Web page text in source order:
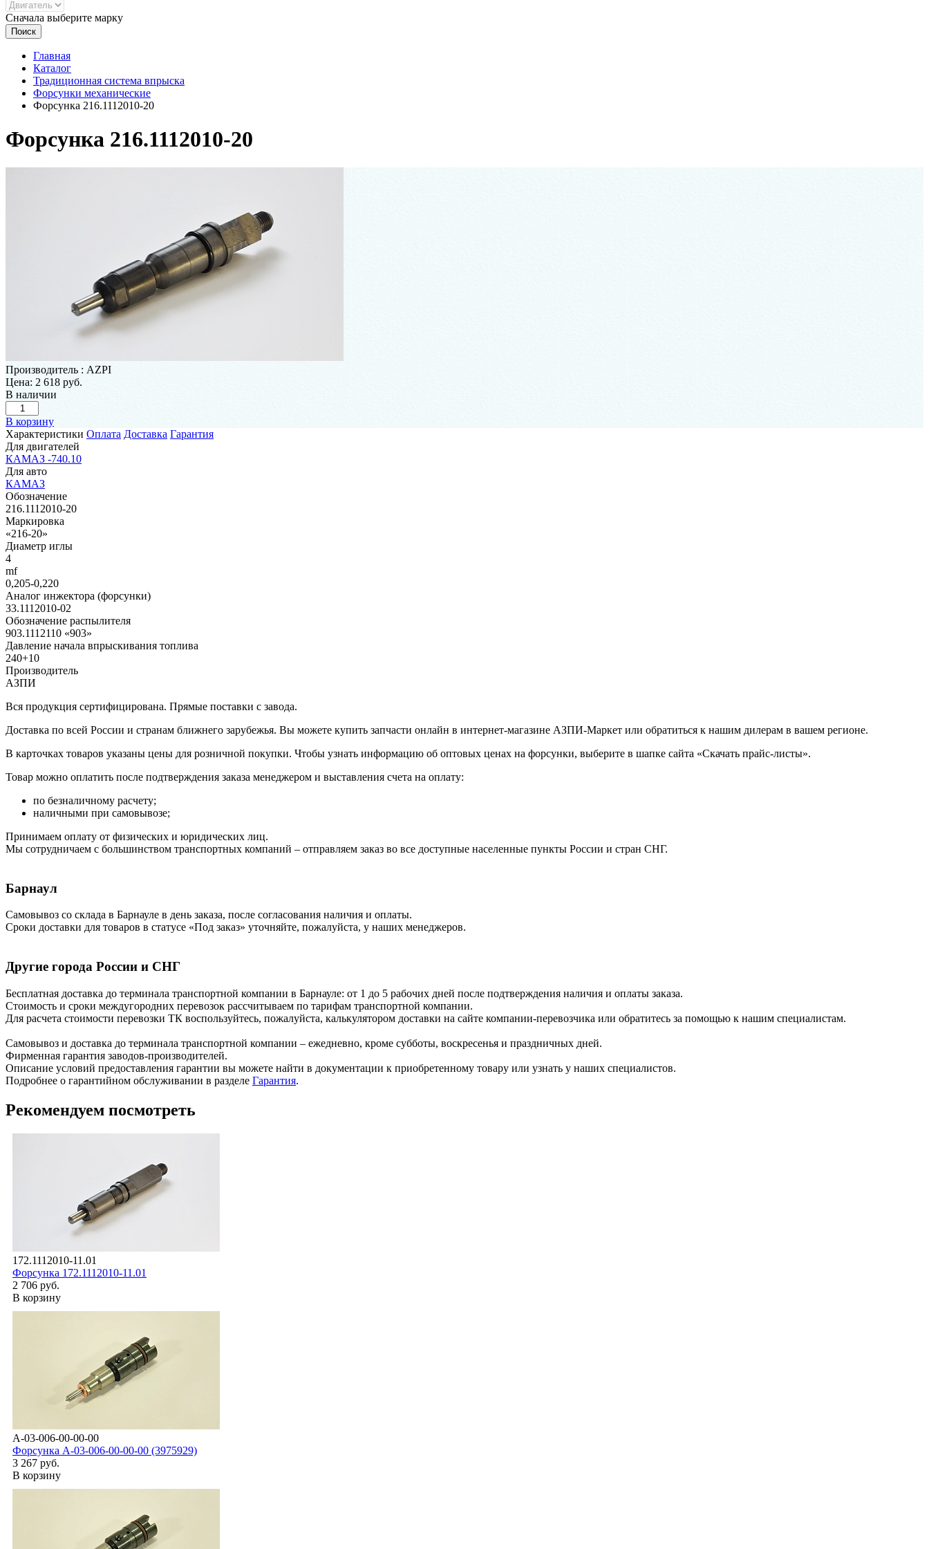
Сначала выберите марку
Поиск
Главная
Каталог
Традиционная система впрыска
Форсунки механические
Форсунка 216.1112010-20
Форсунка 216.1112010-20
Производитель : AZPI
Цена: 2 618 руб.
В наличии
В корзину
Характеристики Оплата Доставка Гарантия
Для двигателей
КАМАЗ -740.10
Для авто
КАМАЗ
Обозначение
216.1112010-20
Маркировка
«216-20»
Диаметр иглы
4
mf
0,205-0,220
Аналог инжектора (форсунки)
33.1112010-02
Обозначение распылителя
903.1112110 «903»
Давление начала впрыскивания топлива
240+10
Производитель
АЗПИ
Вся продукция сертифицирована. Прямые поставки с завода.
Доставка по всей России и странам ближнего зарубежья. Вы можете купить запчасти онлайн в интернет-магазине АЗПИ-Маркет или обратиться к нашим дилерам в вашем регионе.
В карточках товаров указаны цены для розничной покупки. Чтобы узнать информацию об оптовых ценах на форсунки, выберите в шапке сайта «Скачать прайс-листы».
Товар можно оплатить после подтверждения заказа менеджером и выставления счета на оплату:
по безналичному расчету;
наличными при самовывозе;
Принимаем оплату от физических и юридических лиц.
Мы сотрудничаем с большинством транспортных компаний – отправляем заказ во все доступные населенные пункты России и стран СНГ.
Барнаул
Самовывоз со склада в Барнауле в день заказа, после согласования наличия и оплаты.
Сроки доставки для товаров в статусе «Под заказ» уточняйте, пожалуйста, у наших менеджеров.
Другие города России и СНГ
Бесплатная доставка до терминала транспортной компании в Барнауле: от 1 до 5 рабочих дней после подтверждения наличия и оплаты заказа.
Стоимость и сроки междугородних перевозок рассчитываем по тарифам транспортной компании.
Для расчета стоимости перевозки ТК воспользуйтесь, пожалуйста, калькулятором доставки на сайте компании-перевозчика или обратитесь за помощью к нашим специалистам.
Самовывоз и доставка до терминала транспортной компании – ежедневно, кроме субботы, воскресенья и праздничных дней.
Фирменная гарантия заводов-производителей.
Описание условий предоставления гарантии вы можете найти в документации к приобретенному товару или узнать у наших специалистов.
Подробнее о гарантийном обслуживании в разделе Гарантия.
Рекомендуем посмотреть
172.1112010-11.01
Форсунка 172.1112010-11.01
2 706 руб.
В корзину
A-03-006-00-00-00
Форсунка А-03-006-00-00-00 (3975929)
3 267 руб.
В корзину